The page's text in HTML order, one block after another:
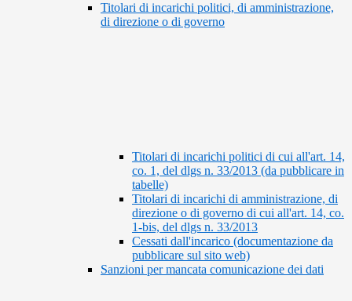
Titolari di incarichi politici, di amministrazione,
di direzione o di governo
Titolari di incarichi politici di cui all'art. 14,
co. 1, del dlgs n. 33/2013 (da pubblicare in
tabelle)
Titolari di incarichi di amministrazione, di
direzione o di governo di cui all'art. 14, co.
1-bis, del dlgs n. 33/2013
Cessati dall'incarico (documentazione da
pubblicare sul sito web)
Sanzioni per mancata comunicazione dei dati